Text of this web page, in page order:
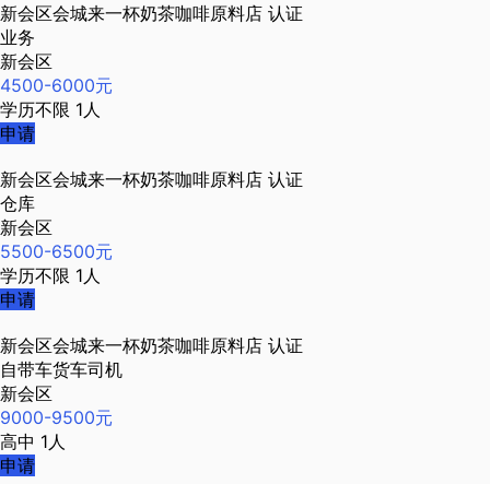
新会区会城来一杯奶茶咖啡原料店 认证
业务
新会区
4500-6000元
学历不限 1人
申请
新会区会城来一杯奶茶咖啡原料店 认证
仓库
新会区
5500-6500元
学历不限 1人
申请
新会区会城来一杯奶茶咖啡原料店 认证
自带车货车司机
新会区
9000-9500元
高中 1人
申请